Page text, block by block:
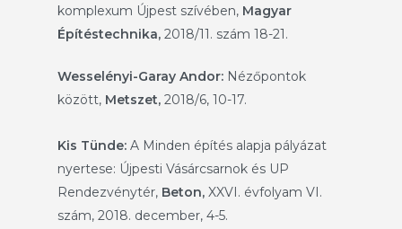
komplexum Újpest szívében, Magyar
Építéstechnika, 2018/11. szám 18-21.
Wesselényi-Garay Andor: Nézőpontok
között, Metszet, 2018/6, 10-17.
Kis Tünde: A Minden építés alapja pályázat
nyertese: Újpesti Vásárcsarnok és UP
Rendezvénytér, Beton, XXVI. évfolyam VI.
szám, 2018. december, 4-5.